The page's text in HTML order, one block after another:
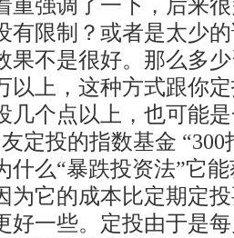
重强调了一下，后来
有限制？或者是太少
果不是很好。那么多
以上，这种方式跟你
几个点以上，也可能
定投的指数基金
什么“暴跌投资法”它
为它的成本比定期定
好一些。定投由于是